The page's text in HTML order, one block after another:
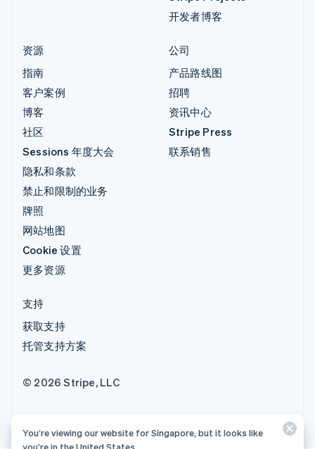
开发者博客
资源
指南
客户案例
博客
社区
Sessions 年度大会
隐私和条款
禁止和限制的业务
牌照
网站地图
Cookie 设置
更多资源
公司
产品路线图
招聘
资讯中心
Stripe Press
联系销售
支持
获取支持
托管支持方案
© 2026 Stripe, LLC
You’re viewing our website for Singapore, but it looks like
you’re in the United States.